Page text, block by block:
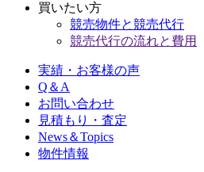
買いたい方
競売物件と競売代行
競売代行の流れと費用
実績・お客様の声
Q＆A
お問い合わせ
見積もり・査定
News＆Topics
物件情報